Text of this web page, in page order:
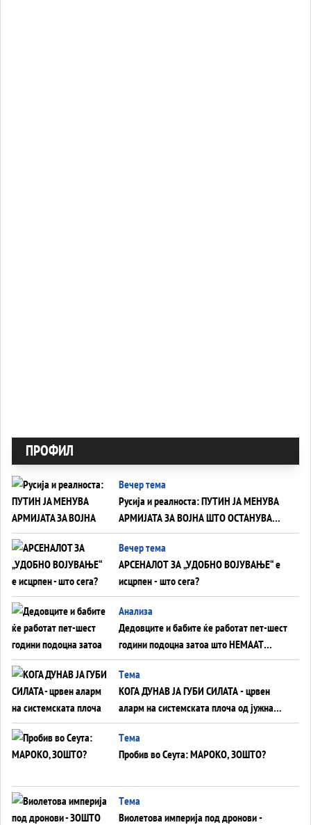
ПРОФИЛ
Вечер тема
Русија и реалноста: ПУТИН ЈА МЕНУВА
АРМИЈАТА ЗА ВОЈНА ШТО ОСТАНУВА
БЕЗ ФРОНТ
Вечер тема
АРСЕНАЛОТ ЗА „УДОБНО ВОЈУВАЊЕ“ е
исцрпен - што сега?
Анализа
Дедовците и бабите ќе работат пет-шест
години подоцна затоа што НЕМААТ
ВНУЦИ ДА ГИ ЗАМЕНАТ
Tема
КОГА ДУНАВ ЈА ГУБИ СИЛАТА - црвен
аларм на системската плоча од јужна
Германија до Црното Море...
Tема
Пробив во Сеута: МАРОКО, ЗОШТО?
Tема
Виолетова империја под дронови -